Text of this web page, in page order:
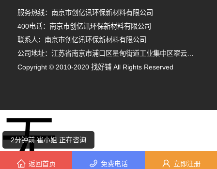
服务热线：南京市创亿讯环保新材料有限公司
400电话：南京市创亿讯环保新材料有限公司
联系人：南京市创亿讯环保新材料有限公司
公司地址：江苏省南京市浦口区星甸街道工业集中区翠云南路8号
Copyright © 2010-2020 找好铺 All Rights Reserved
2分钟前 崔小姐 正在咨询
4分钟前 代先生 正在咨询
返回首页 免费电话 立即注册
无